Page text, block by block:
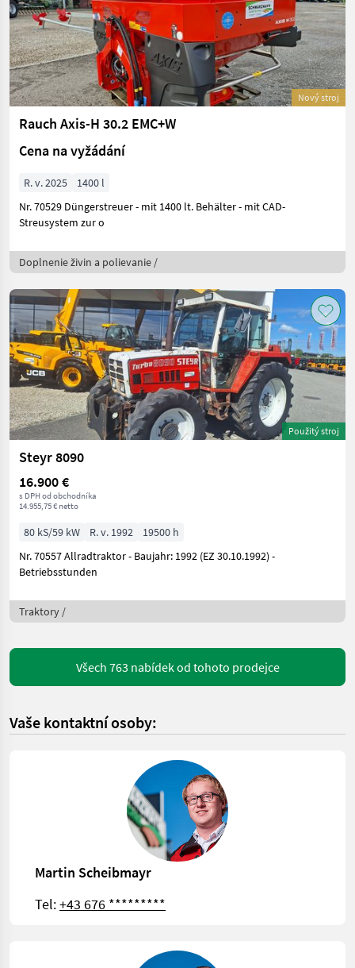
Nový stroj
Rauch Axis-H 30.2 EMC+W
Cena na vyžádání
R. v. 2025
1400 l
Nr. 70529 Düngerstreuer - mit 1400 lt. Behälter - mit CAD-
Streusystem zur o
Doplnenie živin a polievanie /
Použitý stroj
Steyr 8090
16.900 €
s DPH od obchodníka
14.955,75 € netto
80 kS/59 kW R. v. 1992
19500 h
Nr. 70557 Allradtraktor - Baujahr: 1992 (EZ 30.10.1992) -
Betriebsstunden
Traktory /
Všech 763 nabídek od tohoto prodejce
Vaše kontaktní osoby:
Martin Scheibmayr
Tel:+43 676 *********